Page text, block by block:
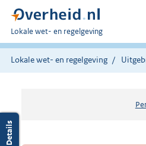
U
bent
hier:
Lokale wet- en regelgeving
Lokale wet- en regelgeving